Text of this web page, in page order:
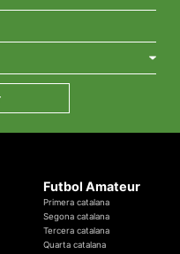
Futbol Amateur
Primera catalana
Segona catalana
Tercera catalana
Quarta catalana